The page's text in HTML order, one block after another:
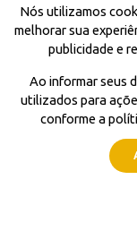
Nós utilizamos
melhorar sua
publicidade e
Ao informar seus
utilizados para
conforme a